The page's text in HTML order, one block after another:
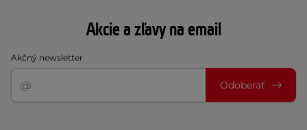
Akcie a zľavy na email
Akčný newsletter
Odoberať